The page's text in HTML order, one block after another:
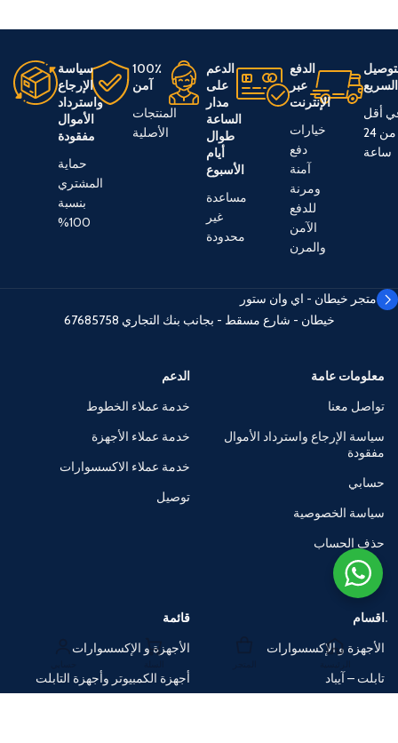
السريع
أقل
من 24
ساعة
الدفع
عبر
الإنترنت
خيارات
دفع
آمنة
ومرنة
للدفع
الآمن
والمرن
الدعم
على
مدار
الساعة
طوال
أيام
الأسبوع
مساعدة
غير
محدودة
100٪
آمن
المنتجات
الأصلية
سياسة
الإرجاع
واسترداد
الأموال
مفقودة
حماية
المشتري
بنسبة
100%
متجر خيطان - اي وان ستور
خيطان - شارع مسقط - بجانب بنك التجاري 67685758
معلومات عامة
تواصل معنا
سياسة الإرجاع واسترداد الأموال
مفقودة
حسابي
سياسة الخصوصية
حذف الحساب
الدعم
خدمة عملاء الخطوط
خدمة عملاء الأجهزة
خدمة عملاء الاكسسوارات
توصيل
اقسام
الأجهزة و الإكسسوارات
تابلت – آيباد
قائمة
الأجهزة و الإكسسوارات
أجهزة الكمبيوتر وأجهزة التابلت